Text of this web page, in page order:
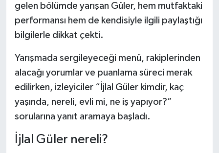
gelen bölümde yarışan Güler, hem mutfaktaki
performansı hem de kendisiyle ilgili paylaştığı
bilgilerle dikkat çekti.
Yarışmada sergileyeceği menü, rakiplerinden
alacağı yorumlar ve puanlama süreci merak
edilirken, izleyiciler “İjlal Güler kimdir, kaç
yaşında, nereli, evli mi, ne iş yapıyor?”
sorularına yanıt aramaya başladı.
İjlal Güler nereli?
Hanönü Haberleri
İhsangazi Haberleri
İnebolu Haberleri
Küre Haberleri
Merkez Haberleri
Pınarbaşı Haberleri